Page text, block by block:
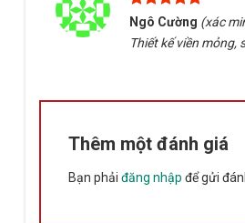
Được xếp
hạng
5
sao
Ngô Cường (xác
Thiết kế viền mỏng,
Thêm một đánh giá
Bạn phải đăng nhập để gửi